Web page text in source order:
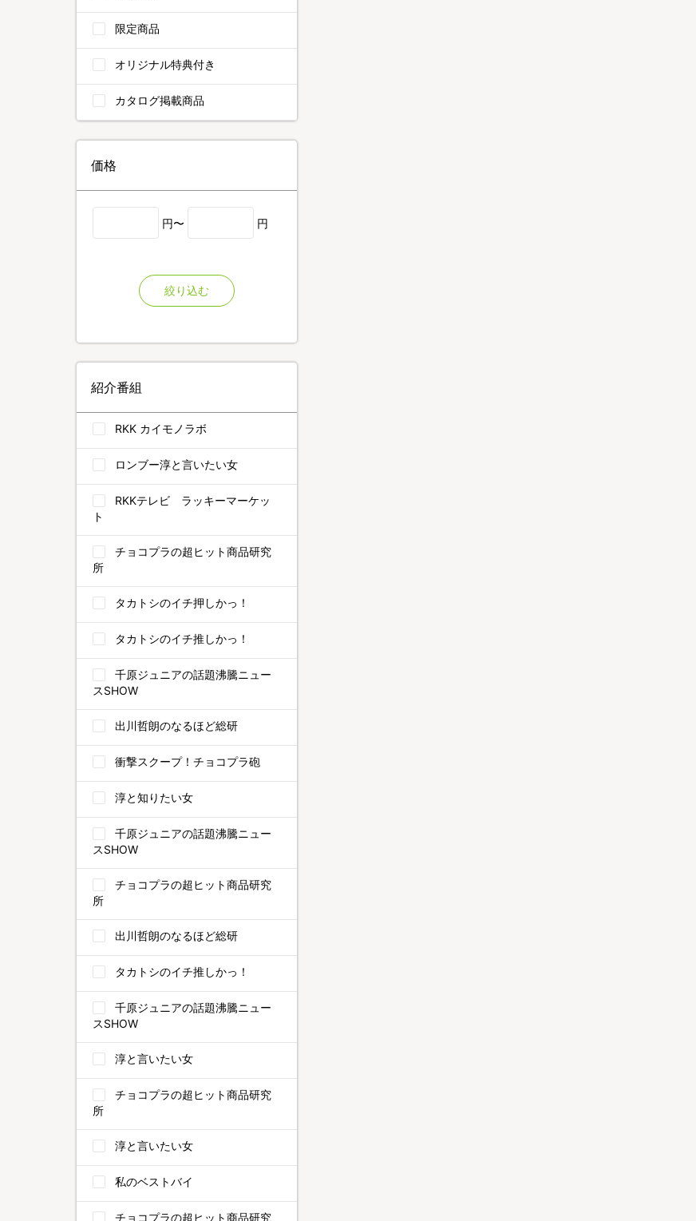
限定商品
オリジナル特典付き
カタログ掲載商品
価格
円〜 円
絞り込む
紹介番組
RKK カイモノラボ
ロンブー淳と言いたい女
RKKテレビ ラッキーマーケッ
ト
チョコプラの超ヒット商品研究
所
タカトシのイチ押しかっ！
タカトシのイチ推しかっ！
千原ジュニアの話題沸騰ニュー
スSHOW
出川哲朗のなるほど総研
衝撃スクープ！チョコプラ砲
淳と知りたい女
千原ジュニアの話題沸騰ニュー
スSHOW
チョコプラの超ヒット商品研究
所
出川哲朗のなるほど総研
タカトシのイチ推しかっ！
千原ジュニアの話題沸騰ニュー
スSHOW
淳と言いたい女
チョコプラの超ヒット商品研究
所
淳と言いたい女
私のベストバイ
チョコプラの超ヒット商品研究